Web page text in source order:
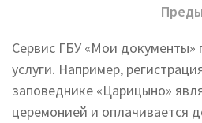
Сервис ГБУ «Мои документы»
услуги. Например,
заповеднике «Царицыно»
церемонией и оплачивается